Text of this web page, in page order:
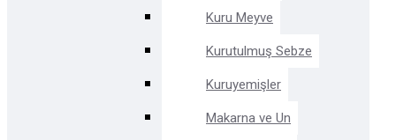
Kuru Meyve
Kurutulmuş Sebze
Kuruyemişler
Makarna ve Un